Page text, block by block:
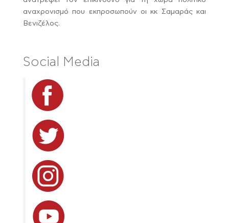
αναχρονισμό που εκπροσωπούν οι κκ Σαμαράς και
Βενιζέλος.
Social Media